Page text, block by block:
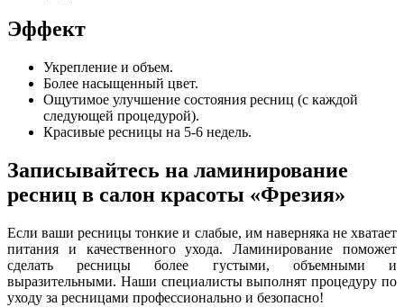
Эффект
Укрепление и объем.
Более насыщенный цвет.
Ощутимое улучшение состояния ресниц (с каждой
следующей процедурой).
Красивые ресницы на 5-6 недель.
Записывайтесь на ламинирование
ресниц в салон красоты «Фрезия»
Если ваши ресницы тонкие и слабые, им наверняка не хватает
питания и качественного ухода. Ламинирование поможет
сделать ресницы более густыми, объемными и
выразительными. Наши специалисты выполнят процедуру по
уходу за ресницами профессионально и безопасно!